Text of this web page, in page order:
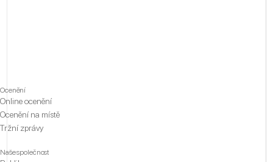
Ocenění
Online ocenění
Ocenění na místě
Tržní zprávy
Naše společnost